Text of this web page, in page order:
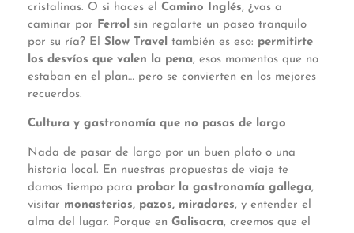
cristalinas. O si haces el Camino Inglés, ¿vas a
caminar por Ferrol
sin regalarte un paseo tranquilo
por su ría? El Slow Travel también es eso: permitirte
los desvíos que valen la pena, esos momentos que no
estaban en el plan… pero se convierten en los mejores
recuerdos.
Cultura y gastronomía que no pasas de largo
Nada de pasar de largo por un buen plato o una
historia local. En nuestras propuestas de viaje te
damos tiempo para probar la gastronomía gallega,
visitar monasterios, pazos, miradores, y entender el
alma del lugar. Porque en Galisacra, creemos que el